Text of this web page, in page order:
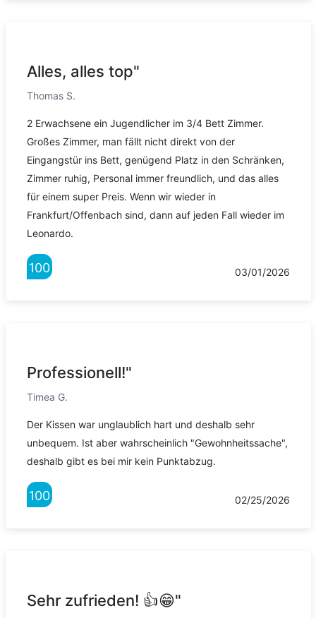
Alles, alles top"
Thomas S.
2 Erwachsene ein Jugendlicher im 3/4 Bett Zimmer.
Großes Zimmer, man fällt nicht direkt von der
Eingangstür ins Bett, genügend Platz in den Schränken,
Zimmer ruhig, Personal immer freundlich, und das alles
für einem super Preis. Wenn wir wieder in
Frankfurt/Offenbach sind, dann auf jeden Fall wieder im
Leonardo.
100 03/01/2026
Professionell!"
Timea G.
Der Kissen war unglaublich hart und deshalb sehr
unbequem. Ist aber wahrscheinlich "Gewohnheitssache",
deshalb gibt es bei mir kein Punktabzug.
100 02/25/2026
Sehr zufrieden! 👍😁"